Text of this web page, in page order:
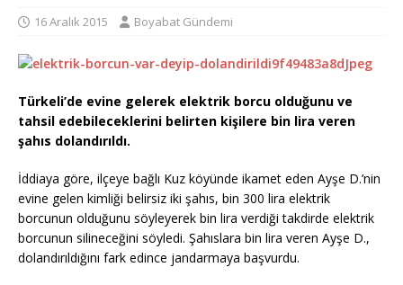
16 Aralık 2015 Boyabat Gündemi
Türkeli’de evine gelerek elektrik borcu olduğunu ve
tahsil edebileceklerini belirten kişilere bin lira veren
şahıs dolandırıldı.
İddiaya göre, ilçeye bağlı Kuz köyünde ikamet eden Ayşe D.’nin
evine gelen kimliği belirsiz iki şahıs, bin 300 lira elektrik
borcunun olduğunu söyleyerek bin lira verdiği takdirde elektrik
borcunun silineceğini söyledi. Şahıslara bin lira veren Ayşe D.,
dolandırıldığını fark edince jandarmaya başvurdu.